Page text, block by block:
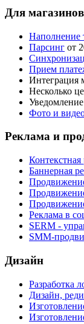
Для
Наполнение
Парсинг от
Прием
Интеграция
Несколько
Фото и
Реклама и
Контекстная
Баннерная
Реклама в
SERM -
SMM-
Дизайн
Разработка
Дизайн,